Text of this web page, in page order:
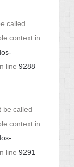
called
context in
line 9288
be called
context in
line 9291